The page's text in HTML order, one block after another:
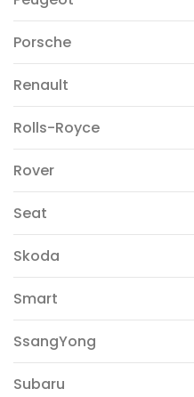
Porsche
Renault
Rolls-Royce
Rover
Seat
Skoda
Smart
SsangYong
Subaru